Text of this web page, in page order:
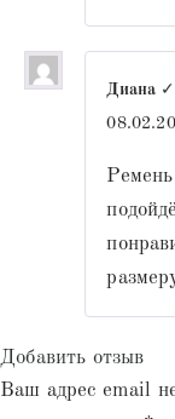
Диана ✓
Добавить отзыв
Ваш адрес email